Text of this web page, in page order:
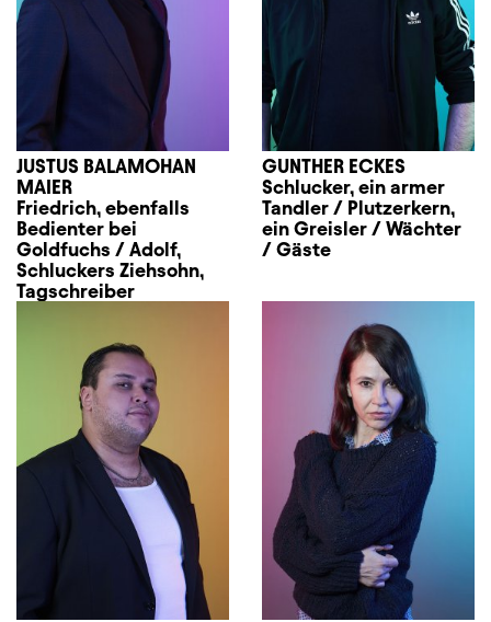
JUSTUS BALAMOHAN
MAIER
Friedrich, ebenfalls
Bedienter bei
Goldfuchs / Adolf,
Schluckers Ziehsohn,
Tagschreiber
GUNTHER ECKES
Schlucker, ein armer
Tandler / Plutzerkern,
ein Greisler / Wächter
/ Gäste